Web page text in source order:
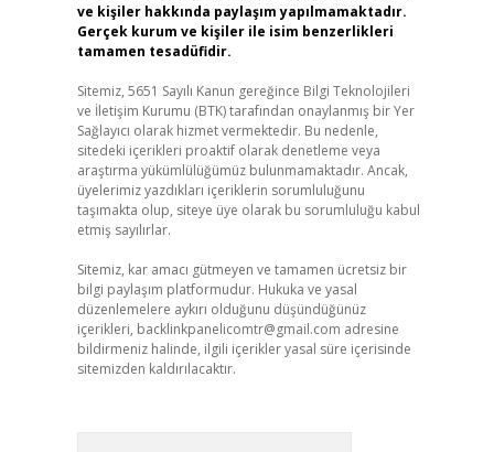
ve kişiler hakkında paylaşım yapılmamaktadır.
Gerçek kurum ve kişiler ile isim benzerlikleri
tamamen tesadüfidir.
Sitemiz, 5651 Sayılı Kanun gereğince Bilgi Teknolojileri
ve İletişim Kurumu (BTK) tarafından onaylanmış bir Yer
Sağlayıcı olarak hizmet vermektedir. Bu nedenle,
sitedeki içerikleri proaktif olarak denetleme veya
araştırma yükümlülüğümüz bulunmamaktadır. Ancak,
üyelerimiz yazdıkları içeriklerin sorumluluğunu
taşımakta olup, siteye üye olarak bu sorumluluğu kabul
etmiş sayılırlar.
Sitemiz, kar amacı gütmeyen ve tamamen ücretsiz bir
bilgi paylaşım platformudur. Hukuka ve yasal
düzenlemelere aykırı olduğunu düşündüğünüz
içerikleri, backlinkpanelicomtr@gmail.com adresine
bildirmeniz halinde, ilgili içerikler yasal süre içerisinde
sitemizden kaldırılacaktır.